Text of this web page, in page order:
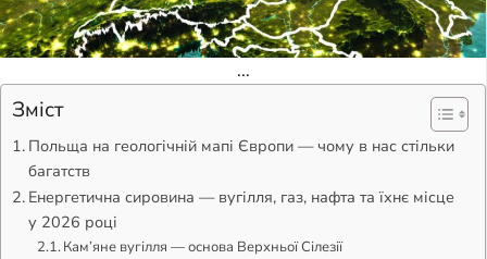
...
Зміст
Польща на геологічній мапі Європи — чому в нас стільки
багатств
Енергетична сировина — вугілля, газ, нафта та їхнє місце
у 2026 році
Кам’яне вугілля — основа Верхньої Сілезії